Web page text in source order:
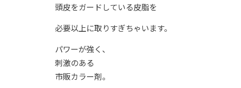
頭皮をガードしている皮脂を
必要以上に取りすぎちゃいます。
パワーが強く、
刺激のある
市販カラー剤。